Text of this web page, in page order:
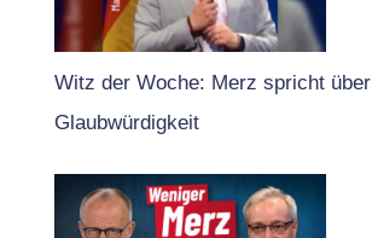
Witz der Woche: Merz spricht über
Glaubwürdigkeit